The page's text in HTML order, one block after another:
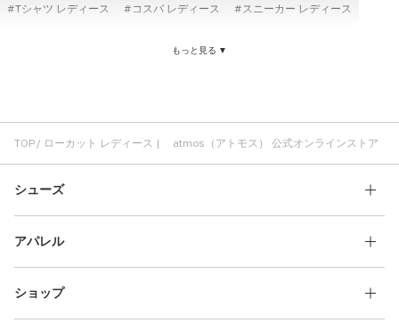
Tシャツ レディース
コスパ レディース
スニーカー レディース
ローカット キャンバス
かわいい ローカット
ローカット コットン素材
靴ひも ローカット
ローカット ラバー
もっと見る ▼
TOP ローカット レディース | atmos（アトモス） 公式オンラインストア
シューズ
アパレル
ショップ